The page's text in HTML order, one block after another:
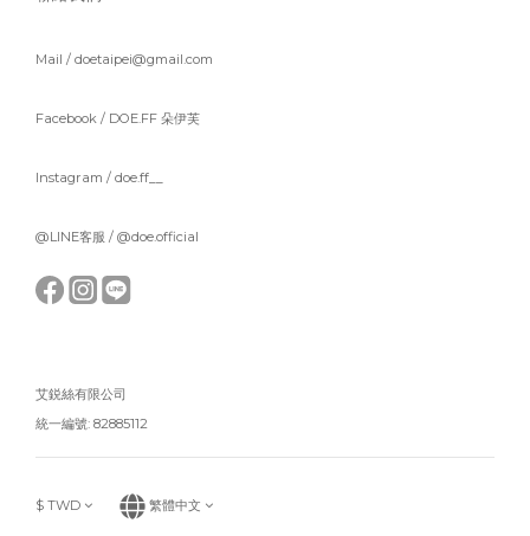
Mail / doetaipei@gmail.com
Facebook / DOE.FF 朵伊芙
Instagram / doe.ff__
@LINE客服 / @doe.official
艾鋭絲有限公司
統一編號: 82885112
$ TWD 繁體中文